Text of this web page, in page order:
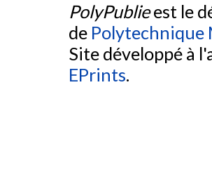
PolyPublieest le
de Polytechnique
Site développé à
EPrints.